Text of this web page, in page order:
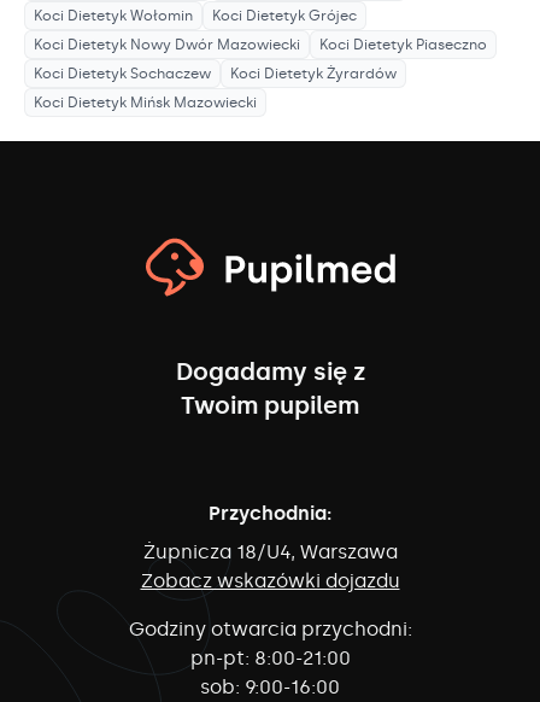
Koci Dietetyk Wołomin Koci Dietetyk Grójec
Koci Dietetyk Nowy Dwór Mazowiecki Koci Dietetyk Piaseczno
Koci Dietetyk Sochaczew Koci Dietetyk Żyrardów
Koci Dietetyk Mińsk Mazowiecki
Dogadamy się z
Twoim pupilem
Przychodnia:
Żupnicza 18/U4, Warszawa
Zobacz wskazówki dojazdu
Godziny otwarcia przychodni:
pn-pt: 8:00-21:00
sob: 9:00-16:00